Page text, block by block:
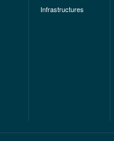
Infrastructures